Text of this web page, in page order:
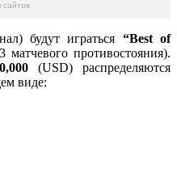
сайтов
будут играться “Best of
противостояния).
(USD) распределяются
виде: